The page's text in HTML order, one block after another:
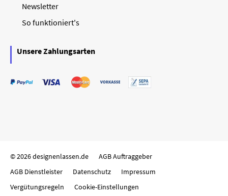
Newsletter
So funktioniert's
Unsere Zahlungsarten
© 2026 designenlassen.de
AGB Auftraggeber
AGB Dienstleister
Datenschutz
Impressum
Vergütungsregeln
Cookie-Einstellungen